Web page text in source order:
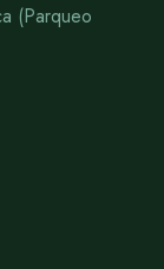
(Parqueo